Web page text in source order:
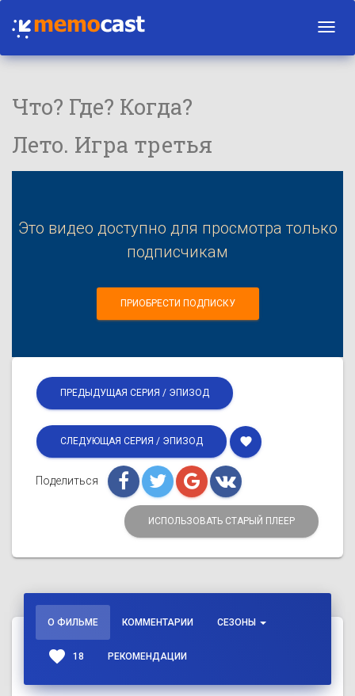
Что? Где? Когда?
Лето. Игра третья
Это видео доступно для просмотра только
подписчикам
ПРИОБРЕСТИ ПОДПИСКУ
ПРЕДЫДУЩАЯ СЕРИЯ / ЭПИЗОД
СЛЕДУЮЩАЯ СЕРИЯ / ЭПИЗОД favorite
Поделиться
ИСПОЛЬЗОВАТЬ СТАРЫЙ ПЛЕЕР
О ФИЛЬМЕ КОММЕНТАРИИ СЕЗОНЫ
favorite 18 РЕКОМЕНДАЦИИ